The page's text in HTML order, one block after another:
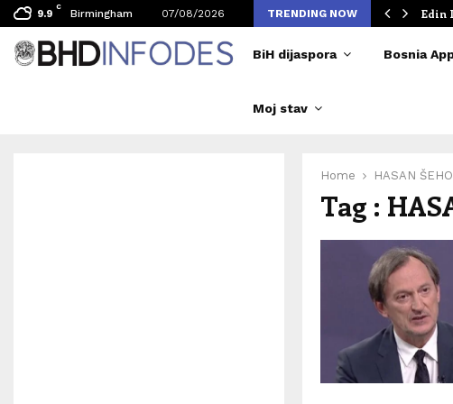
9.9
C
Birmingham 07/08/2026 TRENDING NOW
broj posjetilaca tokom Merlinovih koncerata Edin
BiH dijaspora Bosnia
Moj stav
Home HASAN
Tag :